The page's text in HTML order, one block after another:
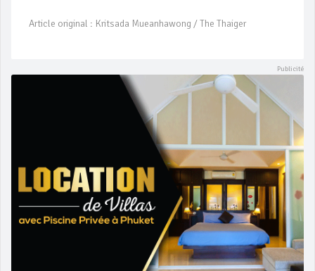
Article original : Kritsada Mueanhawong / The Thaiger